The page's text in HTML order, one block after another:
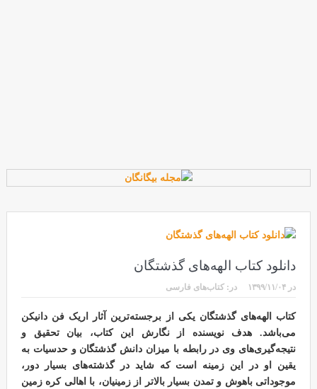
دانلود کتاب الهه‌های گذشتگان
در ۱۳۹۹/۱۱/۰۴ در: کتاب‌های فارسی
کتاب الهه‌های گذشتگان یکی از برجسته‌ترین آثار اریک فن دانیکن
می‌باشد. هدف نویسنده از نگارش این کتاب، بیان تحقیق و
نتیجه‌گیری‌های وی در رابطه با میزان دانش گذشتگان و حدسیات به
یقین او در این زمینه است که شاید در گذشته‌های بسیار دور،
موجوداتی باهوش و تمدن بسیار بالاتر از زمینیان، با اهالی کره زمین